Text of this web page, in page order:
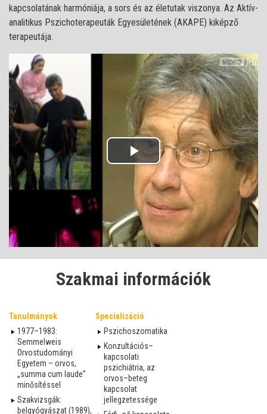
kapcsolatának harmóniája, a sors és az életutak viszonya. Az Aktív-
analitikus Pszichoterapeuták Egyesületének (AKAPE) kiképző
terapeutája.
Play
Video
Szakmai információk
Tanulmányok
1977–1983:
Semmelweis
Orvostudományi
Egyetem – orvos,
„summa cum laude”
minősítéssel
Szakvizsgák:
belgyógyászat (1989),
Specializáció
Pszichoszomatika
Konzultációs–
kapcsolati
pszichiátria, az
orvos–beteg
kapcsolat
jellegzetessége